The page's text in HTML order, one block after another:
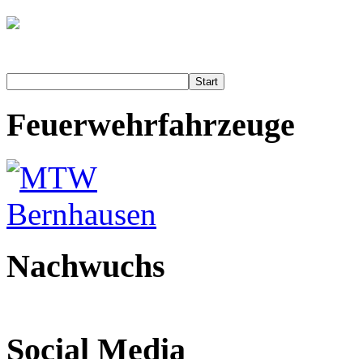
Start
Feuerwehrfahrzeuge
Nachwuchs
Social Media